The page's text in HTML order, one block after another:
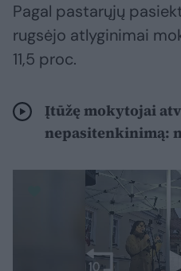
Pagal pastarųjų
rugsėjo atlyginimai
11,5 proc.
Įtūžę mokytojai
nepasitenkinimą: